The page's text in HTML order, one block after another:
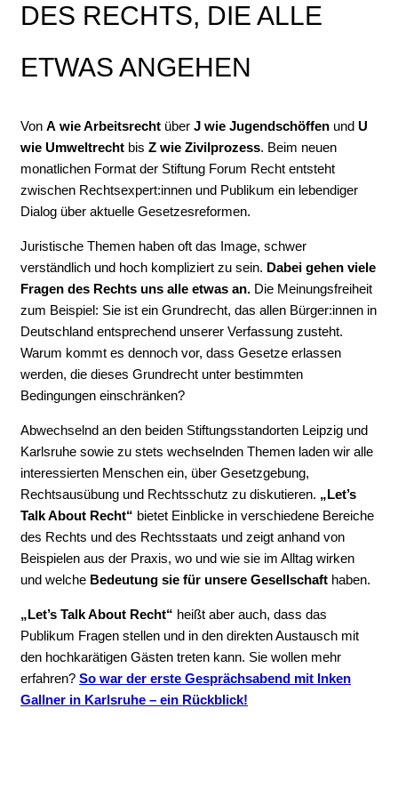
DES RECHTS, DIE ALLE
ETWAS ANGEHEN
Von A wie Arbeitsrecht über J wie Jugendschöffen und U
wie Umweltrecht bis Z wie Zivilprozess. Beim neuen
monatlichen Format der Stiftung Forum Recht entsteht
zwischen Rechtsexpert:innen und Publikum ein lebendiger
Dialog über aktuelle Gesetzesreformen.
Juristische Themen haben oft das Image, schwer
verständlich und hoch kompliziert zu sein. Dabei gehen viele
Fragen des Rechts uns alle etwas an. Die Meinungsfreiheit
zum Beispiel: Sie ist ein Grundrecht, das allen Bürger:innen in
Deutschland entsprechend unserer Verfassung zusteht.
Warum kommt es dennoch vor, dass Gesetze erlassen
werden, die dieses Grundrecht unter bestimmten
Bedingungen einschränken?
Abwechselnd an den beiden Stiftungsstandorten Leipzig und
Karlsruhe sowie zu stets wechselnden Themen laden wir alle
interessierten Menschen ein, über Gesetzgebung,
Rechtsausübung und Rechtsschutz zu diskutieren. „Let’s
Talk About Recht“ bietet Einblicke in verschiedene Bereiche
des Rechts und des Rechtsstaats und zeigt anhand von
Beispielen aus der Praxis, wo und wie sie im Alltag wirken
und welche Bedeutung sie für unsere Gesellschaft haben.
„Let’s Talk About Recht“ heißt aber auch, dass das
Publikum Fragen stellen und in den direkten Austausch mit
den hochkarätigen Gästen treten kann. Sie wollen mehr
erfahren? So war der erste Gesprächsabend mit Inken
Gallner in Karlsruhe – ein Rückblick!